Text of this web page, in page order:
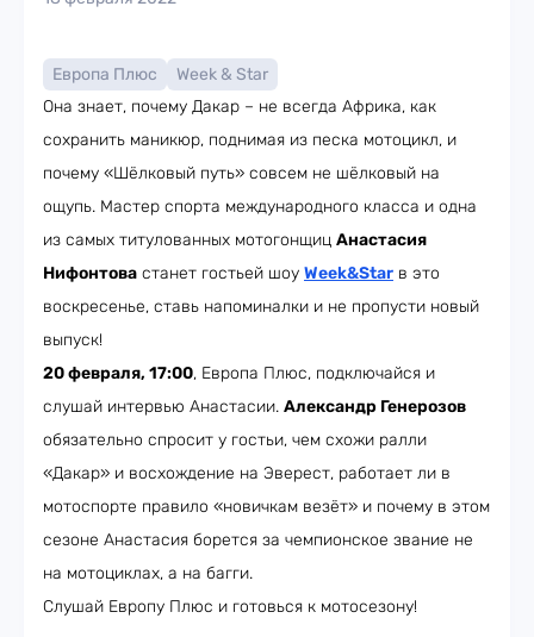
Европа Плюс
Week & Star
Она знает, почему Дакар – не всегда Африка, как
сохранить маникюр, поднимая из песка мотоцикл, и
почему «Шёлковый путь» совсем не шёлковый на
ощупь. Мастер спорта международного класса и одна
из самых титулованных мотогонщиц Анастасия
Нифонтова станет гостьей шоу Week&Star в это
воскресенье, ставь напоминалки и не пропусти новый
выпуск!
20 февраля, 17:00, Европа Плюс, подключайся и
слушай интервью Анастасии. Александр Генерозов
обязательно спросит у гостьи, чем схожи ралли
«Дакар» и восхождение на Эверест, работает ли в
мотоспорте правило «новичкам везёт» и почему в этом
сезоне Анастасия борется за чемпионское звание не
на мотоциклах, а на багги.
Слушай Европу Плюс и готовься к мотосезону!